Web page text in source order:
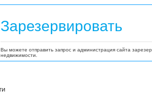
Зарезервировать
Вы можете отправить запрос и администрация сайта
недвижимости.